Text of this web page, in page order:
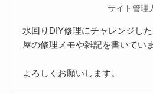
サイト管理
水回りDIY修理にチャレンジし
屋の修理メモや雑記を書いていま
よろしくお願いします。